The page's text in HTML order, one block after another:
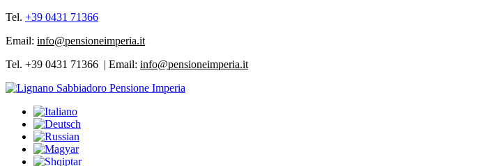
Tel. +39 0431 71366
Email: info@pensioneimperia.it
Tel. +39 0431 71366 | Email: info@pensioneimperia.it